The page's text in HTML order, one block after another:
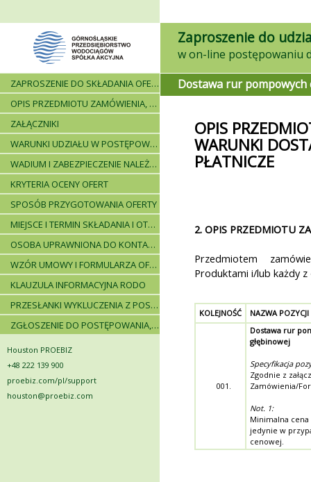
Zaproszenie do
ZAPROSZENIE DO SKŁADANIA OFERT - INFORMACJE OGÓLNE
OPIS PRZEDMIOTU ZAMÓWIENIA, WARUNKI DOSTAWY, WARUNKI PŁATNICZE
ZAŁĄCZNIKI
WARUNKI UDZIAŁU W POSTĘPOWANIU I WYKAZ WYMAGANYCH DOKUMENTÓW
WADIUM I ZABEZPIECZENIE NALEŻYTEGO WYKONANIA UMOWY
KRYTERIA OCENY OFERT
SPOSÓB PRZYGOTOWANIA OFERTY
MIEJSCE I TERMIN SKŁADANIA I OTWARCIA OFERT - PRZEBIEG POSTĘPOWANIA
OSOBA UPRAWNIONA DO KONTAKTÓW
WZÓR UMOWY I FORMULARZA OFERTOWEGO
KLAUZULA INFORMACYJNA RODO
PRZESŁANKI WYKLUCZENIA Z POSTĘPOWANIA
ZGŁOSZENIE DO POSTĘPOWANIA, ZASADY I INSTRUKCJE
Houston PROEBIZ
+48 222 139 900
proebiz.com/pl/support
houston@proebiz.com
Dostawa rur pompowych
OPIS
WARUNKI
PŁATNICZE
2. OPIS PRZEDMIOTU
Przedmiotem
Produktami i/lub każdy
KOLEJNOŚĆ NAZWA POZYCJI
001.
Dostawa rur
głębinowej
Specyfikacja
Zgodnie z
Zamówienia/
Not. 1:
Minimalna
jedynie w
cenowej.